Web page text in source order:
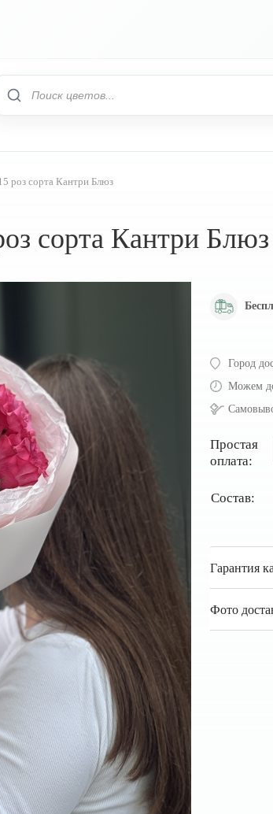
роз сорта Кантри Блюз
сорта Кантри Блюз
Город
Можем
Простая
оплата:
Состав:
Гарантия
Фото